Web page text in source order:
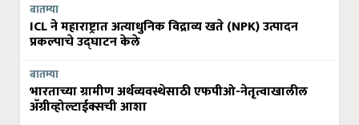
बातम्या
ICL ने महाराष्ट्रात अत्याधुनिक विद्राव्य खते (NPK) उत्पादन
प्रकल्पाचे उद्घाटन केले
बातम्या
भारताच्या ग्रामीण अर्थव्यवस्थेसाठी एफपीओ-नेतृत्वाखालील
अ‍ॅग्रीव्होल्टाईक्सची आशा